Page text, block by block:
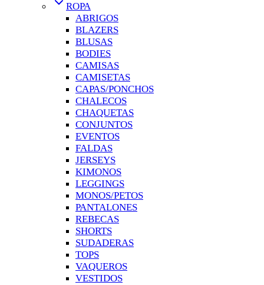
ROPA
ABRIGOS
BLAZERS
BLUSAS
BODIES
CAMISAS
CAMISETAS
CAPAS/PONCHOS
CHALECOS
CHAQUETAS
CONJUNTOS
EVENTOS
FALDAS
JERSEYS
KIMONOS
LEGGINGS
MONOS/PETOS
PANTALONES
REBECAS
SHORTS
SUDADERAS
TOPS
VAQUEROS
VESTIDOS